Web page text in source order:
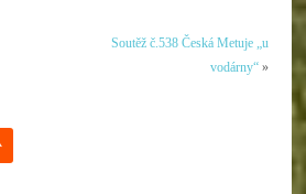
Soutěž č.538 Česká Metuje „u
vodárny“»